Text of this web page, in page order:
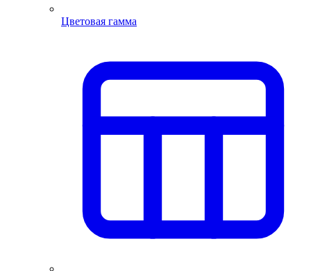
Цветовая гамма